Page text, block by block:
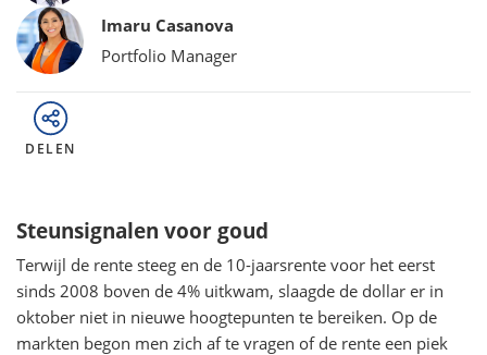
Imaru Casanova
Portfolio Manager
DELEN
Steunsignalen voor goud
Terwijl de rente steeg en de 10-jaarsrente voor het eerst
sinds 2008 boven de 4% uitkwam, slaagde de dollar er in
oktober niet in nieuwe hoogtepunten te bereiken. Op de
markten begon men zich af te vragen of de rente een piek